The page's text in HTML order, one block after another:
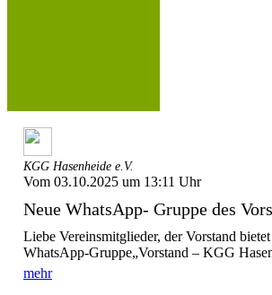
KGG Hasenheide e.V.
Vom 03.10.2025 um 13:11 Uhr
Neue WhatsApp- Gruppe des
Liebe Vereinsmitglieder, der Vorstand
WhatsApp-Gruppe„Vorstand – KGG
mehr